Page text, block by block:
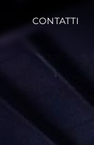
CONTATTI